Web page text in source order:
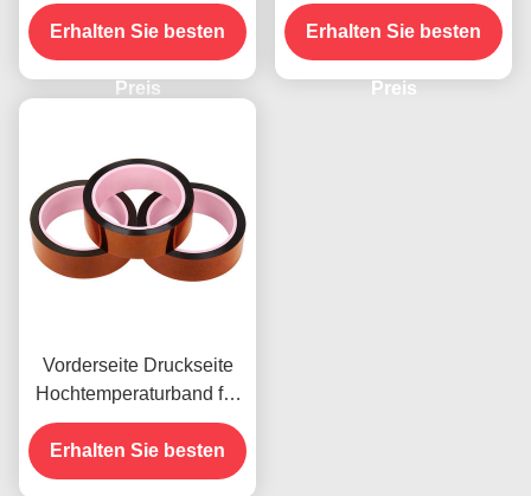
Erhalten Sie besten
Preis
it und 2,5N/25mm
Schälfestigkeit
Erhalten Sie besten
Preis
Vorderseite Druckseite
Hochtemperaturband für
das vorhandene Produkt
Erhalten Sie besten